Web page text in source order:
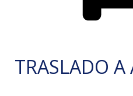
TRASLADO A